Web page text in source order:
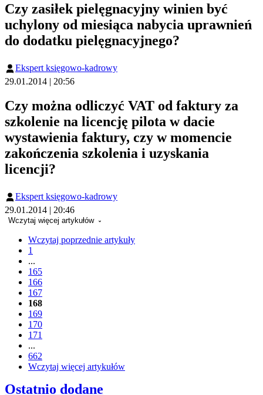
Czy zasiłek pielęgnacyjny winien być
uchylony od miesiąca nabycia uprawnień
do dodatku pielęgnacyjnego?
Ekspert księgowo-kadrowy
29.01.2014 | 20:56
Czy można odliczyć VAT od faktury za
szkolenie na licencję pilota w dacie
wystawienia faktury, czy w momencie
zakończenia szkolenia i uzyskania
licencji?
Ekspert księgowo-kadrowy
29.01.2014 | 20:46
Wczytaj więcej artykułów
Wczytaj poprzednie artykuły
1
...
165
166
167
168
169
170
171
...
662
Wczytaj więcej artykułów
Ostatnio dodane